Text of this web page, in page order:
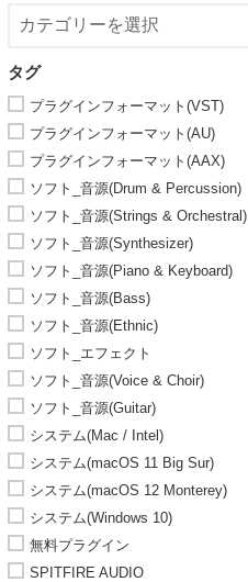
タグ
プラグインフォーマット(VST)
プラグインフォーマット(AU)
プラグインフォーマット(AAX)
ソフト_音源(Drum & Percussion)
ソフト_音源(Strings & Orchestral)
ソフト_音源(Synthesizer)
ソフト_音源(Piano & Keyboard)
ソフト_音源(Bass)
ソフト_音源(Ethnic)
ソフト_エフェクト
ソフト_音源(Voice & Choir)
ソフト_音源(Guitar)
システム(Mac / Intel)
システム(macOS 11 Big Sur)
システム(macOS 12 Monterey)
システム(Windows 10)
無料プラグイン
SPITFIRE AUDIO